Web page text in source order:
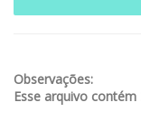
Observações:
Esse arquivo